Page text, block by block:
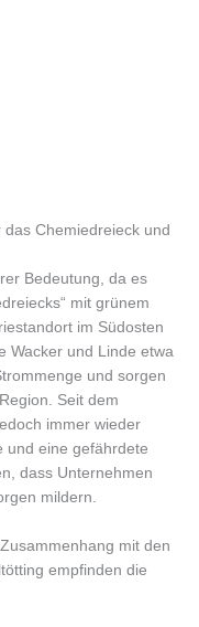
das Chemiedreieck und
Bedeutung, da es
mit grünem
im Südosten
Wacker und Linde etwa
und sorgen
Seit dem
immer wieder
und eine gefährdete
dass Unternehmen
mildern.
mit den
empfinden die